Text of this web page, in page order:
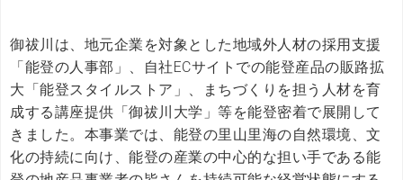
御祓川は、地元企業を対象とした地域外人材の採用支援
「能登の人事部」、自社ECサイトでの能登産品の販路拡
大「能登スタイルストア」、まちづくりを担う人材を育
成する講座提供「御祓川大学」等を能登密着で展開して
きました。本事業では、能登の里山里海の自然環境、文
化の持続に向け、能登の産業の中心的な担い手である能